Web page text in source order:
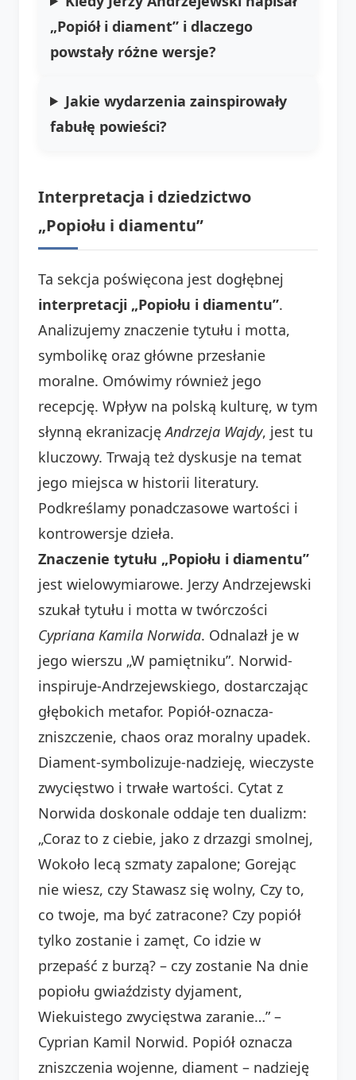
„Popiół i diament” i dlaczego
powstały różne wersje?
Jakie wydarzenia zainspirowały
fabułę powieści?
Interpretacja i dziedzictwo
„Popiołu i diamentu”
Ta sekcja poświęcona jest dogłębnej
interpretacji „Popiołu i diamentu”.
Analizujemy znaczenie tytułu i motta,
symbolikę oraz główne przesłanie
moralne. Omówimy również jego
recepcję. Wpływ na polską kulturę, w tym
słynną ekranizacjęAndrzeja Wajdy, jest tu
kluczowy. Trwają też dyskusje na temat
jego miejsca w historii literatury.
Podkreślamy ponadczasowe wartości i
kontrowersje dzieła.
Znaczenie tytułu „Popiołu i diamentu”
jest wielowymiarowe. Jerzy Andrzejewski
szukał tytułu i motta w twórczości
Cypriana Kamila Norwida. Odnalazł je w
jego wierszu „W pamiętniku”. Norwid-
inspiruje-Andrzejewskiego, dostarczając
głębokich metafor. Popiół-oznacza-
zniszczenie, chaos oraz moralny upadek.
Diament-symbolizuje-nadzieję, wieczyste
zwycięstwo i trwałe wartości. Cytat z
Norwida doskonale oddaje ten dualizm:
„Coraz to z ciebie, jako z drzazgi smolnej,
Wokoło lecą szmaty zapalone; Gorejąc
nie wiesz, czy Stawasz się wolny, Czy to,
co twoje, ma być zatracone? Czy popiół
tylko zostanie i zamęt, Co idzie w
przepaść z burzą? – czy zostanie Na dnie
popiołu gwiaździsty dyjament,
Wiekuistego zwycięstwa zaranie…” –
Cyprian Kamil Norwid. Popiół oznacza
zniszczenia wojenne, diament – nadzieję